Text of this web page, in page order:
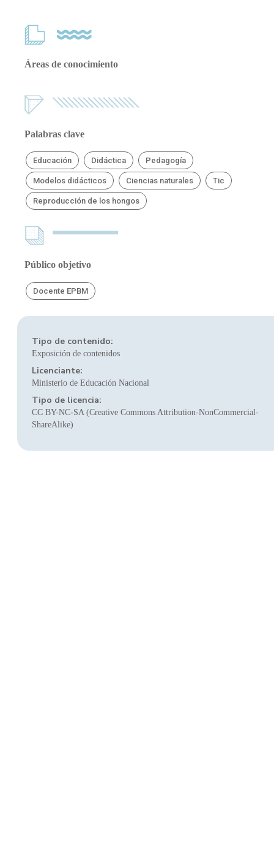
Áreas de conocimiento
Palabras clave
Educación Didáctica Pedagogía
Modelos didácticos Ciencias naturales Tic
Reproducción de los hongos
Público objetivo
Docente EPBM
Tipo de contenido:
Exposición de contenidos
Licenciante:
Ministerio de Educación Nacional
Tipo de licencia:
CC BY-NC-SA (Creative Commons Attribution-NonCommercial-
ShareAlike)